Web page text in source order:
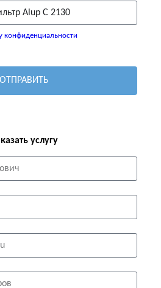
конфиденциальности
ОТПРАВИТЬ
услугу